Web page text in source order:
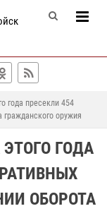
года пресекли 454
оружия
ГОДА
ОБОРОТА